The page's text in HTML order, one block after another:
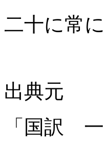
二十に常
出典元
「国訳